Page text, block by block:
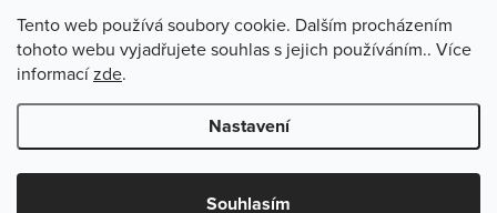
Tento web používá soubory cookie. Dalším procházením
tohoto webu vyjadřujete souhlas s jejich používáním.. Více
informacízde.
Nastavení
Souhlasím
Informace pro vás
Copyright 2026INFOKRÁSA. Všechna práva vyhrazena.